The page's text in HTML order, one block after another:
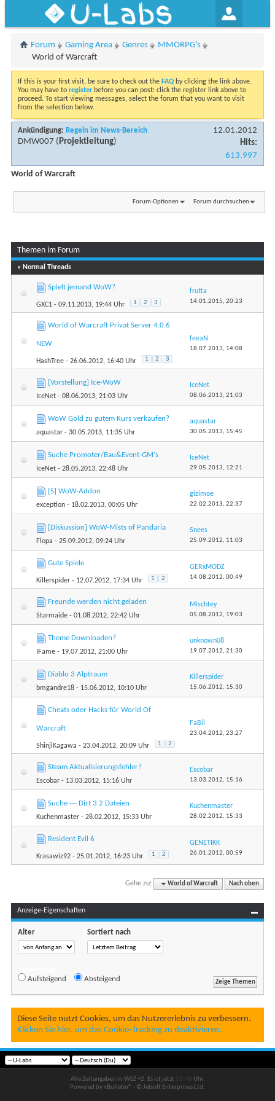
U-Labs
Forum Gaming Area Genres
MMORPG's
World of Warcraft
If this is your first visit, be sure to check out the FAQ by clicking the link above.
You may have to register before you can post: click the register link above to
proceed. To start viewing messages, select the forum that you want to visit
from the selection below.
Ankündigung: Regeln im News-Bereich
DMW007 (Projektleitung)
12.01.2012
Hits:
613.997
World of Warcraft
Forum-Optionen Forum durchsuchen
Themen im Forum
» Normal Threads
Spielt jemand WoW?
GXC1 - 09.11.2013, 19:44 Uhr 1 2 3
frutta
14.01.2015, 20:23
World of Warcraft Privat Server 4.0.6
NEW
HashTree - 26.06.2012, 16:40 Uhr 1 2 3
feeaN
18.07.2013, 14:08
[Vorstellung] Ice-WoW
IceNet - 08.06.2013, 21:03 Uhr
IceNet
08.06.2013, 21:03
WoW Gold zu gutem Kurs verkaufen?
aquastar - 30.05.2013, 11:35 Uhr
aquastar
30.05.2013, 15:45
Suche Promoter/Bau&Event-GM's
IceNet - 28.05.2013, 22:48 Uhr
IceNet
29.05.2013, 12:21
[S] WoW-Addon
exception - 18.02.2013, 00:05 Uhr
gizimoe
22.02.2013, 22:37
[Diskussion] WoW-Mists of Pandaria
Flopa - 25.09.2012, 09:24 Uhr
Snees
25.09.2012, 11:03
Gute Spiele
Killerspider - 12.07.2012, 17:34 Uhr 1 2
GERxMODZ
14.08.2012, 00:49
Freunde werden nicht geladen
Starmaide - 01.08.2012, 22:42 Uhr
Mischtey
05.08.2012, 19:03
Theme Downloaden?
IFame - 19.07.2012, 21:00 Uhr
unknown08
19.07.2012, 21:30
Diablo 3 Alptraum
bmgandre18 - 15.06.2012, 10:10 Uhr
Killerspider
15.06.2012, 15:30
Cheats oder Hacks für World Of
Warcraft
ShinjiKagawa - 23.04.2012, 20:09 Uhr 1 2
FaBii
23.04.2012, 23:27
Steam Aktualisierungsfehler?
Escobar - 13.03.2012, 15:16 Uhr
Escobar
13.03.2012, 15:16
Suche --- Dirt 3 2 Dateien
Kuchenmaster - 28.02.2012, 15:33 Uhr
Kuchenmaster
28.02.2012, 15:33
Resident Evil 6
Krasawiz92 - 25.01.2012, 16:23 Uhr 1 2
GENETIKK
26.01.2012, 00:59
Gehe zu: World of Warcraft Nach oben
Anzeige-Eigenschaften
Alter Sortiert nach
Aufsteigend Absteigend
Diese Seite nutzt Cookies, um das Nutzererlebnis zu verbessern.
Klicken Sie hier, um das Cookie-Tracking zu deaktivieren.
Alle Zeitangaben in WEZ +2. Es ist jetzt 16:48 Uhr.
Powered by vBulletin® - © Jelsoft Enterprises Ltd.